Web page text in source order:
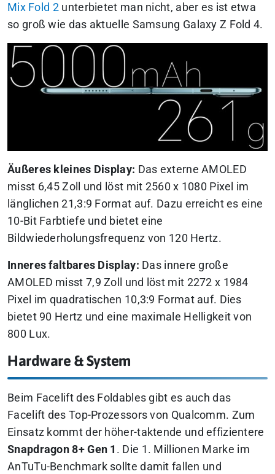
Mix Fold 2 unterbietet man nicht, aber es ist etwa
so groß wie das aktuelle Samsung Galaxy Z Fold 4.
Äußeres kleines Display: Das externe AMOLED
misst 6,45 Zoll und löst mit 2560 x 1080 Pixel im
länglichen 21,3:9 Format auf. Dazu erreicht es eine
10-Bit Farbtiefe und bietet eine
Bildwiederholungsfrequenz von 120 Hertz.
Inneres faltbares Display: Das innere große
AMOLED misst 7,9 Zoll und löst mit 2272 x 1984
Pixel im quadratischen 10,3:9 Format auf. Dies
bietet 90 Hertz und eine maximale Helligkeit von
800 Lux.
Hardware & System
Beim Facelift des Foldables gibt es auch das
Facelift des Top-Prozessors von Qualcomm. Zum
Einsatz kommt der höher-taktende und effizientere
Snapdragon 8+ Gen 1 . Die 1. Millionen Marke im
AnTuTu-Benchmark sollte damit fallen und